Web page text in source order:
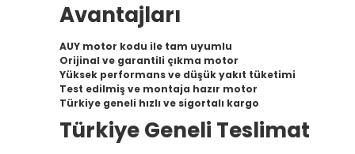
Avantajları
AUY motor kodu ile tam uyumlu
Orijinal ve garantili çıkma motor
Yüksek performans ve düşük yakıt tüketimi
Test edilmiş ve montaja hazır motor
Türkiye geneli hızlı ve sigortalı kargo
Türkiye Geneli Teslimat